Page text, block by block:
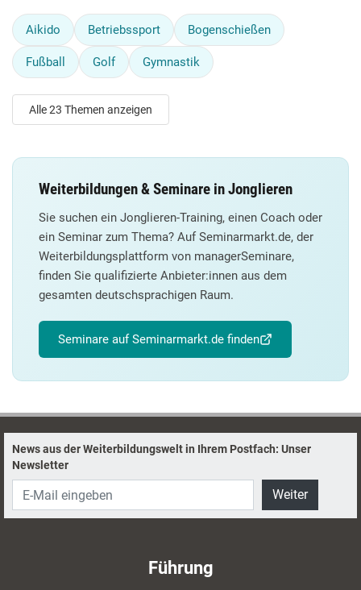
Aikido Betriebssport Bogenschießen
Fußball Golf Gymnastik
Alle 23 Themen anzeigen
Weiterbildungen & Seminare in Jonglieren
Sie suchen ein Jonglieren-Training, einen Coach oder
ein Seminar zum Thema? Auf Seminarmarkt.de, der
Weiterbildungsplattform von managerSeminare,
finden Sie qualifizierte Anbieter:innen aus dem
gesamten deutschsprachigen Raum.
Seminare auf Seminarmarkt.de finden
News aus der Weiterbildungswelt in Ihrem Postfach: Unser
Newsletter
Weiter
Führung